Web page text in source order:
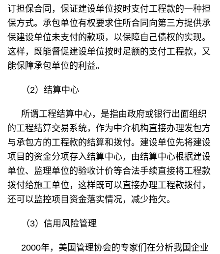
订担保合同，保证建设单位按时支付工程款的一种担
保方式。承包单位有权要求住所合同向第三方提供承
保建设单位未支付的款项，以保障自己债权的实现。
这样，既能督促建设单位按时足额的支付工程款，又
能保障承包单位的利益。
（2）结算中心
所谓工程结算中心，是指由政府或银行出面组织
的工程结算交易系统，作为中介机构直接办理发包方
与承包方的工程款的结算和拨付。建设单位先将建设
项目的资金分项存入结算中心，由结算中心根据建设
单位、监理单位的验收计价等合法手续直接将工程款
拨付给施工单位，这样既可以直接办理工程款拨付，
还可以监控项目资金落实情况，减少拖欠。
（3）信用风险管理
2000年，美国管理协会的专家们在分析我国企业